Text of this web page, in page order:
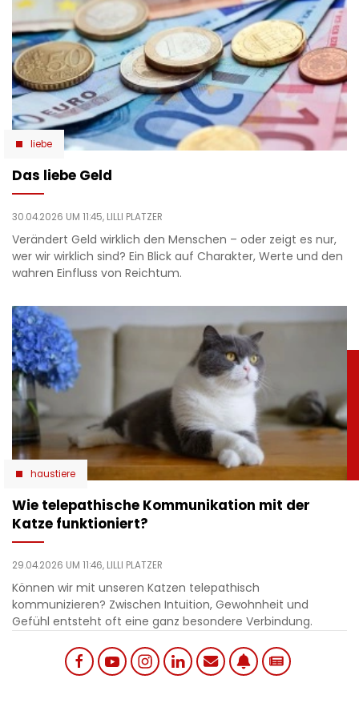
liebe
Das liebe Geld
30.04.2026 UM 11:45, LILLI PLATZER
Verändert Geld wirklich den Menschen – oder zeigt es nur,
wer wir wirklich sind? Ein Blick auf Charakter, Werte und den
wahren Einfluss von Reichtum.
haustiere
Wie telepathische Kommunikation mit der
Katze funktioniert?
29.04.2026 UM 11:46, LILLI PLATZER
Können wir mit unseren Katzen telepathisch
kommunizieren? Zwischen Intuition, Gewohnheit und
Gefühl entsteht oft eine ganz besondere Verbindung.